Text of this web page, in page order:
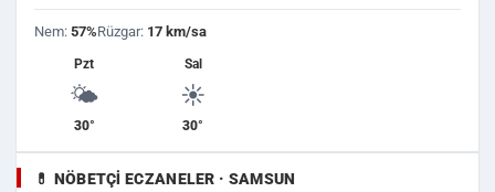
Nem: 57%Rüzgar: 17 km/sa
Pzt
🌤️
30°
Sal
☀️
30°
💊 NÖBETÇI ECZANELER · SAMSUN